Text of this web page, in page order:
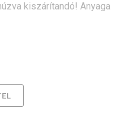
kiszárítandó! Anyaga